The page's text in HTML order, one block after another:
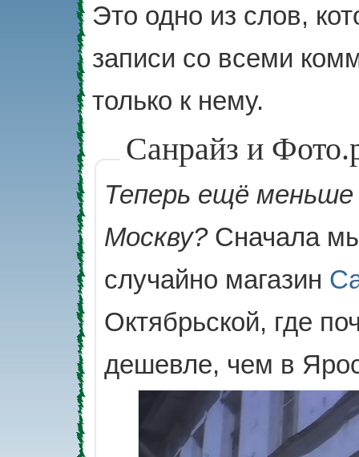
Это одно из слов,
записи со всеми
только к нему.
Санрайз и
Теперь ещё меньше
Москву?Сначала
случайно магазин
Октябрьской, где
дешевле, чем в